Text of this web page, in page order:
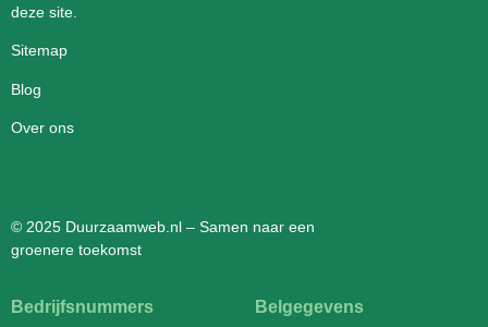
deze site.
Sitemap
Blog
Over ons
© 2025 Duurzaamweb.nl – Samen naar een
groenere toekomst
Bedrijfsnummers Belgegevens